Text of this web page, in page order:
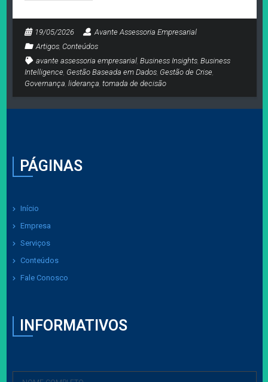
19/05/2026
Avante Assessoria Empresarial
Artigos, Conteúdos
avante assessoria empresarial, Business Insights, Business
Intelligence, Gestão Baseada em Dados, Gestão de Crise,
Governança, liderança, tomada de decisão
PÁGINAS
Início
Empresa
Serviços
Conteúdos
Fale Conosco
INFORMATIVOS